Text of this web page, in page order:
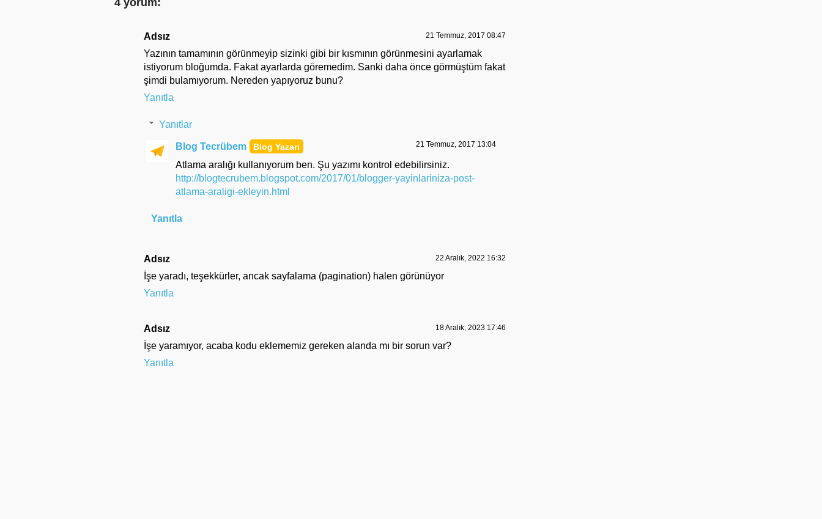
4 yorum:
Adsız 21 Temmuz, 2017 08:47
Yazının tamamının görünmeyip sizinki gibi bir kısmının görünmesini ayarlamak
istiyorum bloğumda. Fakat ayarlarda göremedim. Sanki daha önce görmüştüm fakat
şimdi bulamıyorum. Nereden yapıyoruz bunu?
Yanıtla
Yanıtlar
Blog Tecrübem 21 Temmuz, 2017 13:04
Atlama aralığı kullanıyorum ben. Şu yazımı kontrol edebilirsiniz.
http://blogtecrubem.blogspot.com/2017/01/blogger-yayinlariniza-post-
atlama-araligi-ekleyin.html
Yanıtla
Adsız 22 Aralık, 2022 16:32
İşe yaradı, teşekkürler, ancak sayfalama (pagination) halen görünüyor
Yanıtla
Adsız 18 Aralık, 2023 17:46
İşe yaramıyor, acaba kodu eklememiz gereken alanda mı bir sorun var?
Yanıtla